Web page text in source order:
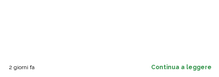
2 giorni fa Continua a leggere